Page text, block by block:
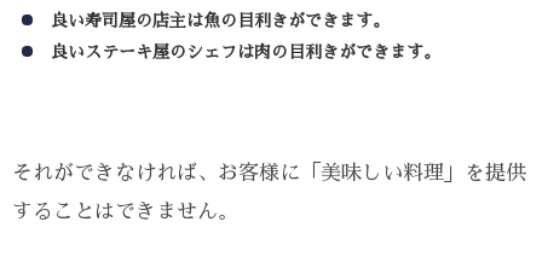
良い寿司屋の店主は魚の目利きができます。
良いステーキ屋のシェフは肉の目利きができます。
それができなければ、お客様に「美味しい料理」を提供
することはできません。